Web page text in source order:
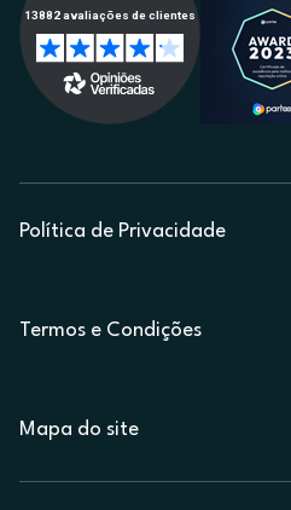
Política de Privacidade
Termos e Condições
Mapa do site